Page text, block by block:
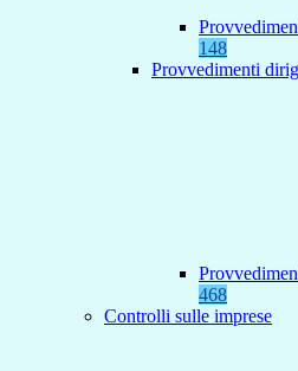
148
Provvedimenti
468
Controlli sulle imprese